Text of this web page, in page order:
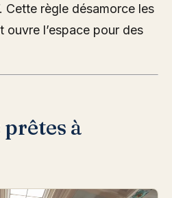
Cette règle désamorce les
l’espace pour des
à